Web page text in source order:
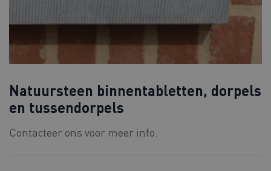
Natuursteen binnentabletten, dorpels
en tussendorpels
Contacteer ons voor meer info.